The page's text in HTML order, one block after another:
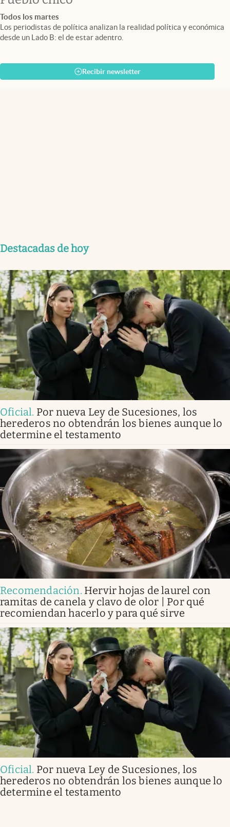
Todos los martes
Los periodistas de política analizan la realidad política y económica
desde un Lado B: el de estar adentro.
Recibir newsletter
Destacadas de hoy
Oficial. Por nueva Ley de Sucesiones, los
herederos no obtendrán los bienes aunque lo
determine el testamento
Recomendación. Hervir hojas de laurel con
ramitas de canela y clavo de olor | Por qué
recomiendan hacerlo y para qué sirve
Oficial. Por nueva Ley de Sucesiones, los
herederos no obtendrán los bienes aunque lo
determine el testamento